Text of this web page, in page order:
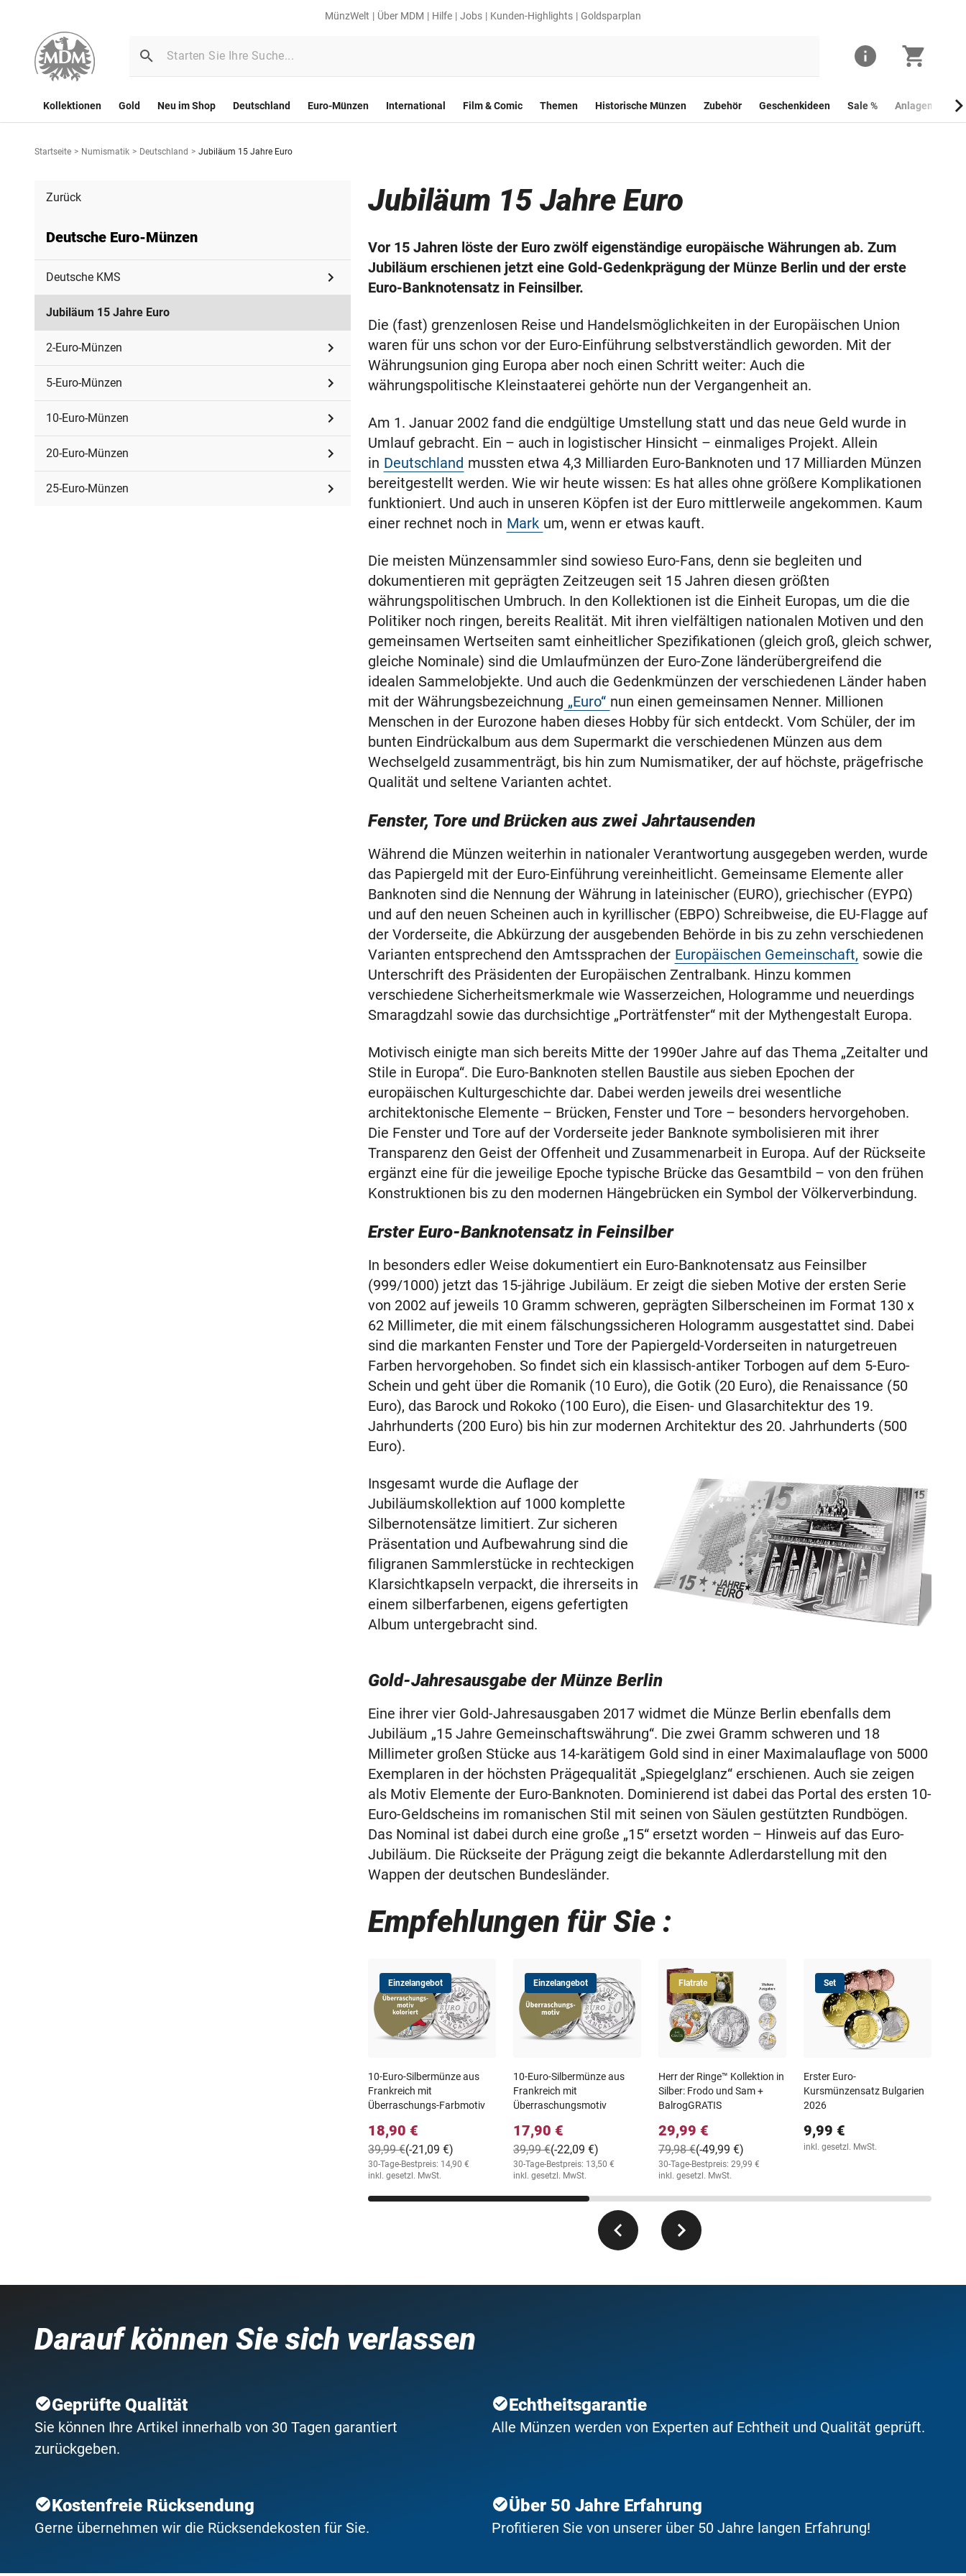
MünzWelt Über MDM Hilfe Jobs Kunden-Highlights Goldsparplan
Kollektionen Gold Neu im Shop Deutschland Euro-Münzen International Film & Comic Themen Historische Münzen Zubehör Geschenkideen Sale % Anlagemünzen
Startseite > Numismatik > Deutschland > Jubiläum 15 Jahre Euro
Zurück
Deutsche Euro-Münzen
Deutsche KMS
Jubiläum 15 Jahre Euro
2-Euro-Münzen
5-Euro-Münzen
10-Euro-Münzen
20-Euro-Münzen
25-Euro-Münzen
Jubiläum 15 Jahre Euro
Vor 15 Jahren löste der Euro zwölf eigenständige europäische Währungen ab. Zum
Jubiläum erschienen jetzt eine Gold-Gedenkprägung der Münze Berlin und der erste
Euro-Banknotensatz in Feinsilber.
Die (fast) grenzenlosen Reise und Handelsmöglichkeiten in der Europäischen Union
waren für uns schon vor der Euro-Einführung selbstverständlich geworden. Mit der
Währungsunion ging Europa aber noch einen Schritt weiter: Auch die
währungspolitische Kleinstaaterei gehörte nun der Vergangenheit an.
Am 1. Januar 2002 fand die endgültige Umstellung statt und das neue Geld wurde in
Umlauf gebracht. Ein – auch in logistischer Hinsicht – einmaliges Projekt. Allein
in Deutschland mussten etwa 4,3 Milliarden Euro-Banknoten und 17 Milliarden Münzen
bereitgestellt werden. Wie wir heute wissen: Es hat alles ohne größere Komplikationen
funktioniert. Und auch in unseren Köpfen ist der Euro mittlerweile angekommen. Kaum
einer rechnet noch in Mark um, wenn er etwas kauft.
Die meisten Münzensammler sind sowieso Euro-Fans, denn sie begleiten und
dokumentieren mit geprägten Zeitzeugen seit 15 Jahren diesen größten
währungspolitischen Umbruch. In den Kollektionen ist die Einheit Europas, um die die
Politiker noch ringen, bereits Realität. Mit ihren vielfältigen nationalen Motiven und den
gemeinsamen Wertseiten samt einheitlicher Spezifikationen (gleich groß, gleich schwer,
gleiche Nominale) sind die Umlaufmünzen der Euro-Zone länderübergreifend die
idealen Sammelobjekte. Und auch die Gedenkmünzen der verschiedenen Länder haben
mit der Währungsbezeichnung „Euro“ nun einen gemeinsamen Nenner. Millionen
Menschen in der Eurozone haben dieses Hobby für sich entdeckt. Vom Schüler, der im
bunten Eindrückalbum aus dem Supermarkt die verschiedenen Münzen aus dem
Wechselgeld zusammenträgt, bis hin zum Numismatiker, der auf höchste, prägefrische
Qualität und seltene Varianten achtet.
Fenster, Tore und Brücken aus zwei Jahrtausenden
Während die Münzen weiterhin in nationaler Verantwortung ausgegeben werden, wurde
das Papiergeld mit der Euro-Einführung vereinheitlicht. Gemeinsame Elemente aller
Banknoten sind die Nennung der Währung in lateinischer (EURO), griechischer (EYPΩ)
und auf den neuen Scheinen auch in kyrillischer (EBPO) Schreibweise, die EU-Flagge auf
der Vorderseite, die Abkürzung der ausgebenden Behörde in bis zu zehn verschiedenen
Varianten entsprechend den Amtssprachen der Europäischen Gemeinschaft, sowie die
Unterschrift des Präsidenten der Europäischen Zentralbank. Hinzu kommen
verschiedene Sicherheitsmerkmale wie Wasserzeichen, Hologramme und neuerdings
Smaragdzahl sowie das durchsichtige „Porträtfenster“ mit der Mythengestalt Europa.
Motivisch einigte man sich bereits Mitte der 1990er Jahre auf das Thema „Zeitalter und
Stile in Europa“. Die Euro-Banknoten stellen Baustile aus sieben Epochen der
europäischen Kulturgeschichte dar. Dabei werden jeweils drei wesentliche
architektonische Elemente – Brücken, Fenster und Tore – besonders hervorgehoben.
Die Fenster und Tore auf der Vorderseite jeder Banknote symbolisieren mit ihrer
Transparenz den Geist der Offenheit und Zusammenarbeit in Europa. Auf der Rückseite
ergänzt eine für die jeweilige Epoche typische Brücke das Gesamtbild – von den frühen
Konstruktionen bis zu den modernen Hängebrücken ein Symbol der Völkerverbindung.
Erster Euro-Banknotensatz in Feinsilber
In besonders edler Weise dokumentiert ein Euro-Banknotensatz aus Feinsilber
(999/1000) jetzt das 15-jährige Jubiläum. Er zeigt die sieben Motive der ersten Serie
von 2002 auf jeweils 10 Gramm schweren, geprägten Silberscheinen im Format 130 x
62 Millimeter, die mit einem fälschungssicheren Hologramm ausgestattet sind. Dabei
sind die markanten Fenster und Tore der Papiergeld-Vorderseiten in naturgetreuen
Farben hervorgehoben. So findet sich ein klassisch-antiker Torbogen auf dem 5-Euro-
Schein und geht über die Romanik (10 Euro), die Gotik (20 Euro), die Renaissance (50
Euro), das Barock und Rokoko (100 Euro), die Eisen- und Glasarchitektur des 19.
Jahrhunderts (200 Euro) bis hin zur modernen Architektur des 20. Jahrhunderts (500
Euro).
Insgesamt wurde die Auflage der
Jubiläumskollektion auf 1000 komplette
Silbernotensätze limitiert. Zur sicheren
Präsentation und Aufbewahrung sind die
filigranen Sammlerstücke in rechteckigen
Klarsichtkapseln verpackt, die ihrerseits in
einem silberfarbenen, eigens gefertigten
Album untergebracht sind.
Gold-Jahresausgabe der Münze Berlin
Eine ihrer vier Gold-Jahresausgaben 2017 widmet die Münze Berlin ebenfalls dem
Jubiläum „15 Jahre Gemeinschaftswährung“. Die zwei Gramm schweren und 18
Millimeter großen Stücke aus 14-karätigem Gold sind in einer Maximalauflage von 5000
Exemplaren in der höchsten Prägequalität „Spiegelglanz“ erschienen. Auch sie zeigen
als Motiv Elemente der Euro-Banknoten. Dominierend ist dabei das Portal des ersten 10-
Euro-Geldscheins im romanischen Stil mit seinen von Säulen gestützten Rundbögen.
Das Nominal ist dabei durch eine große „15“ ersetzt worden – Hinweis auf das Euro-
Jubiläum. Die Rückseite der Prägung zeigt die bekannte Adlerdarstellung mit den
Wappen der deutschen Bundesländer.
Empfehlungen für Sie :
Einzelangebot
10-Euro-Silbermünze aus
Frankreich mit
Überraschungs-Farbmotiv
18,90 €
(-21,09 €)
39,99 €
30-Tage-Bestpreis: 14,90 €
inkl. gesetzl. MwSt.
Einzelangebot
10-Euro-Silbermünze aus
Frankreich mit
Überraschungsmotiv
17,90 €
(-22,09 €)
39,99 €
30-Tage-Bestpreis: 13,50 €
inkl. gesetzl. MwSt.
Flatrate
Herr der Ringe™ Kollektion in
Silber: Frodo und Sam +
BalrogGRATIS
29,99 €
(-49,99 €)
79,98 €
30-Tage-Bestpreis: 29,99 €
inkl. gesetzl. MwSt.
Set
Erster Euro-
Kursmünzensatz Bulgarien
2026
9,99 €
inkl. gesetzl. MwSt.
Darauf können Sie sich verlassen
Geprüfte Qualität
Sie können Ihre Artikel innerhalb von 30 Tagen garantiert
zurückgeben.
Echtheitsgarantie
Alle Münzen werden von Experten auf Echtheit und Qualität geprüft.
Kostenfreie Rücksendung
Gerne übernehmen wir die Rücksendekosten für Sie.
Über 50 Jahre Erfahrung
Profitieren Sie von unserer über 50 Jahre langen Erfahrung!